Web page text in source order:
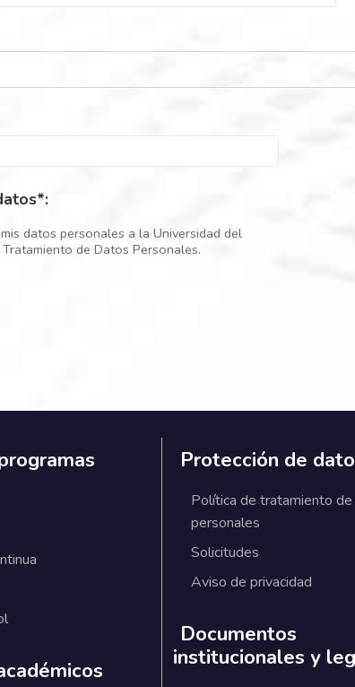
datos personales a la Universidad del
de Datos Personales.
Protección de
Política de tratamiento
personales
Solicitudes
Aviso de privacidad
Documentos
institucionales y